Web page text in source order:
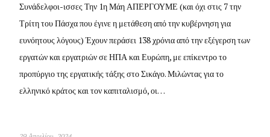
Συνάδελφοι-ισσες Την 1η Μάη ΑΠΕΡΓΟΥΜΕ (και όχι στις 7 την
Τρίτη του Πάσχα που έγινε η μετάθεση από την κυβέρνηση για
ευνόητους λόγους) Έχουν περάσει 138 χρόνια από την εξέγερση των
εργατών και εργατριών σε ΗΠΑ και Ευρώπη, με επίκεντρο το
προπύργιο της εργατικής τάξης στο Σικάγο. Μιλώντας για το
ελληνικό κράτος και τον καπιταλισμό, οι…